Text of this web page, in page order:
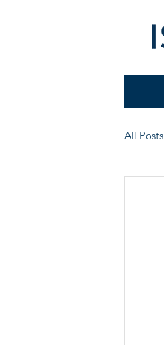
All Posts